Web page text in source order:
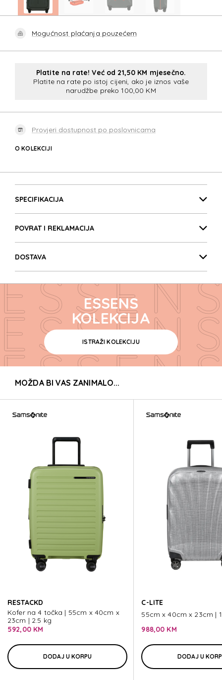
Mogućnost plaćanja pouzećem
Platite na rate! Već od 21,50 KM mjesečno.
Platite na rate po istoj cijeni, ako je iznos vaše
narudžbe preko 100,00 KM
Provjeri dostupnost po poslovnicama
O KOLEKCIJI
SPECIFIKACIJA
POVRAT I REKLAMACIJA
DOSTAVA
ESSENS
ESSENS
ESSENS
ESSENS
ESSENS
ESSENS
ESSENS
ESSENS
ESSENS
ESSENS
ESSENS
ESSENS
ESSENS
ESSENS
KOLEKCIJA
ISTRAŽI KOLEKCIJU
MOŽDA BI VAS ZANIMALO...
RESTACKD
Kofer na 4 točka | 55cm x 40cm x
23cm | 2.5 kg
592,00 KM
DODAJ U KORPU
C-LITE
55cm x 40cm x 23cm |
988,00 KM
DODAJ U